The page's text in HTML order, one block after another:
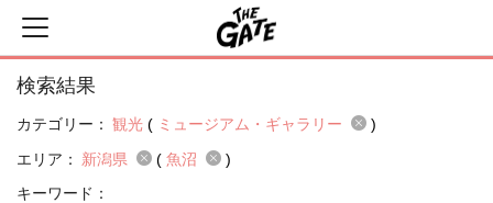
検索結果
カテゴリー： 観光 ( ミュージアム・ギャラリー
)
エリア：
新潟県 ( 魚沼
)
キーワード：